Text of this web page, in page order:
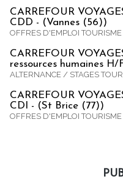
CARREFOUR
CDD - (Vannes (56))
OFFRES D'EMPLOI TOURISME
CARREFOUR
ressources humaines
ALTERNANCE / STAGES
CARREFOUR
CDI - (St Brice (77))
OFFRES D'EMPLOI TOURISME